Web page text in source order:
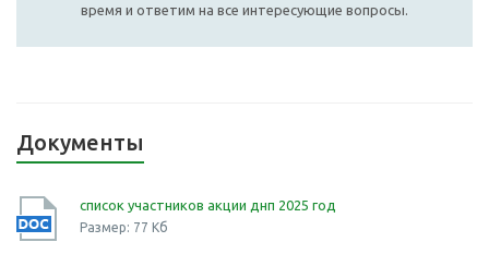
время и ответим на все интересующие вопросы.
Документы
список участников акции днп 2025 год
Размер: 77 Кб